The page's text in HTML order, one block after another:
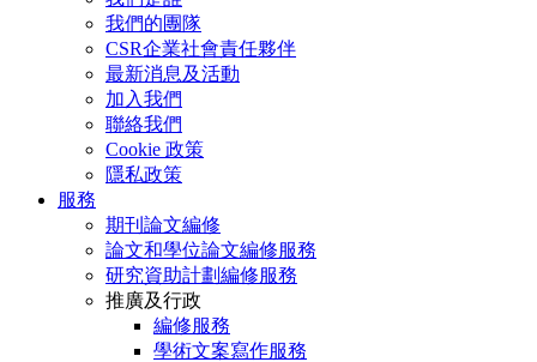
我們的團隊
CSR企業社會責任夥伴
最新消息及活動
加入我們
聯絡我們
Cookie 政策
隱私政策
服務
期刊論文編修
論文和學位論文編修服務
研究資助計劃編修服務
推廣及行政
編修服務
學術文案寫作服務